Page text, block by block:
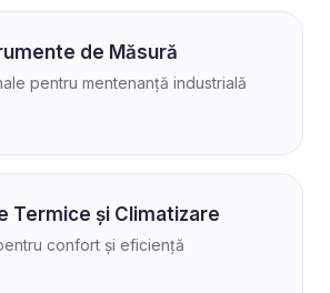
de Măsură
pentru mentenanță industrială
Termice și Climatizare
confort și eficiență